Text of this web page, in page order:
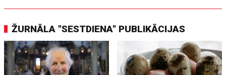
ŽURNĀLA "SESTDIENA" PUBLIKĀCIJAS